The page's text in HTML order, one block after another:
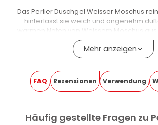
Das Perlier Duschgel Weisser Moschus
hinterlässt sie weich und angenehm
warmen Noten von Weissem Moschus aus
Formel eignet sich für die tägliche
empfindlicher Haut.
Produkt mit einem warmen, klaren und
Die Formel hat einen balancierten pH-
Die Textur erzeugt einen weichen Schaum,
abspülen und hinterlässt die Haut sauber
Mehr anzeigen
FAQ Rezensionen Verwendung
Häufig gestellte Fragen zu